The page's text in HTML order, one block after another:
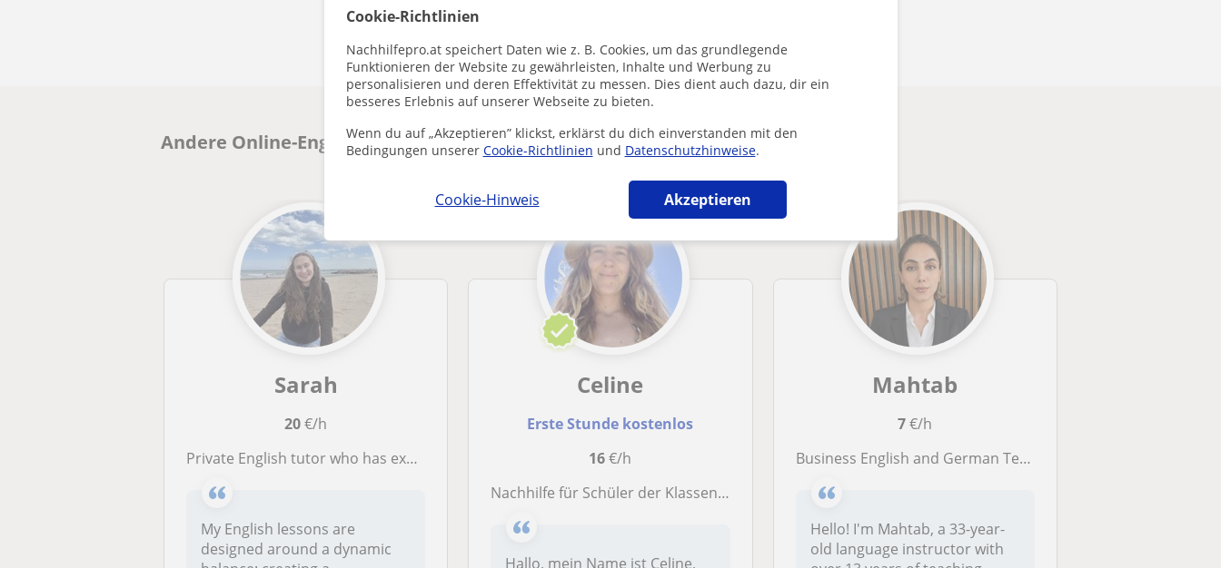
Cookie-Richtlinien
Nachhilfepro.at speichert Daten wie z. B. Cookies, um das grundlegende
Funktionieren der Website zu gewährleisten, Inhalte und Werbung zu
personalisieren und deren Effektivität zu messen. Dies dient auch dazu, dir ein
besseres Erlebnis auf unserer Webseite zu bieten.
Wenn du auf „Akzeptieren” klickst, erklärst du dich einverstanden mit den
Bedingungen unserer Cookie-Richtlinien und Datenschutzhinweise.
Cookie-Hinweis Akzeptieren
Enthält dieses Profil einen Fehler?
Andere Online-EnglischLehrer die dich interessieren könnten
Sarah
20€/h
Private English tutor who has experience working with all ages
My English lessons are
designed around a dynamic
Celine
Erste Stunde kostenlos
16€/h
Nachhilfe für Schüler der Klassen 1-13 und Erwachsene
Hallo, mein Name ist Celine,
Mahtab
7€/h
Business English and German Teacher with 13 Years Experience
Hello! I'm Mahtab, a 33-year-
old language instructor with